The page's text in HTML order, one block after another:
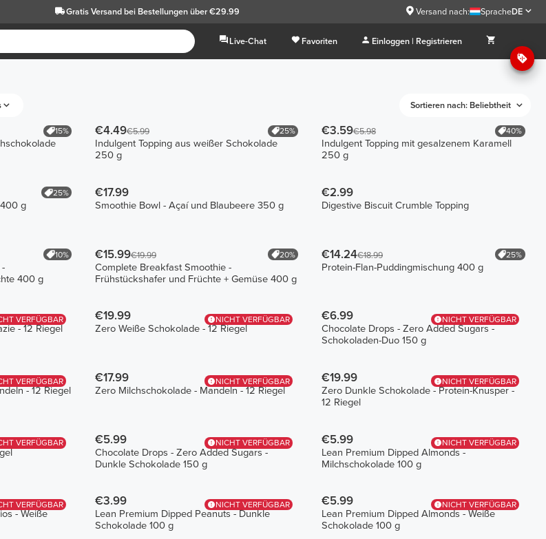
Gratis Versandbei Bestellungen über €29.99 Versand nach: SpracheDE
Live-Chat Favoriten Einloggen | Registrieren
Sortieren nach: Beliebtheit
15% €4.49€5.99 25%
Indulgent Topping aus weißer Schokolade
250 g
€3.59€5.98 40%
Indulgent Topping mit gesalzenem Karamell
250 g
25%
g
€17.99
Smoothie Bowl - Açaí und Blaubeere 350 g
€2.99
Digestive Biscuit Crumble Topping
10%
400 g
€15.99€19.99 20%
Complete Breakfast Smoothie -
Frühstückshafer und Früchte + Gemüse 400 g
€14.24€18.99 25%
Protein-Flan-Puddingmischung 400 g
VERFÜGBAR
- 12 Riegel
NICHT VERFÜGBAR
€19.99
Zero Weiße Schokolade - 12 Riegel
NICHT VERFÜGBAR
€6.99
Chocolate Drops - Zero Added Sugars -
Schokoladen-Duo 150 g
VERFÜGBAR
- 12 Riegel
NICHT VERFÜGBAR
€17.99
Zero Milchschokolade - Mandeln - 12 Riegel
NICHT VERFÜGBAR
€19.99
Zero Dunkle Schokolade - Protein-Knusper -
12 Riegel
VERFÜGBAR NICHT VERFÜGBAR
€5.99
Chocolate Drops - Zero Added Sugars -
Dunkle Schokolade 150 g
NICHT VERFÜGBAR
€5.99
Lean Premium Dipped Almonds -
Milchschokolade 100 g
VERFÜGBAR
- Weiße
NICHT VERFÜGBAR
€3.99
Lean Premium Dipped Peanuts - Dunkle
Schokolade 100 g
NICHT VERFÜGBAR
€5.99
Lean Premium Dipped Almonds - Weiße
Schokolade 100 g